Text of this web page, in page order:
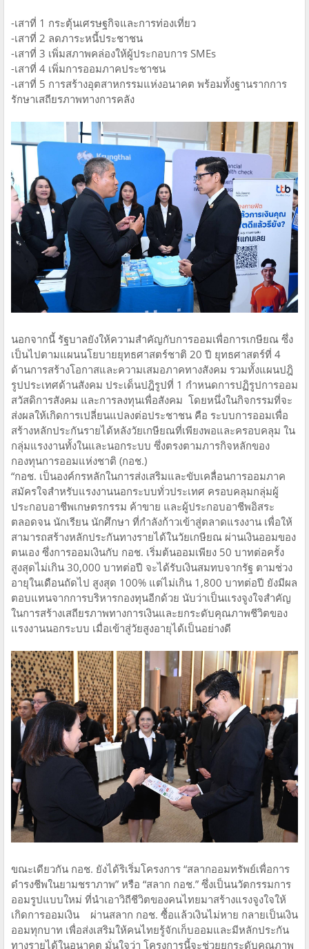
-เสาที่ 1 กระตุ้นเศรษฐกิจและการท่องเที่ยว
-เสาที่ 2 ลดภาระหนี้ประชาชน
-เสาที่ 3 เพิ่มสภาพคล่องให้ผู้ประกอบการ SMEs
-เสาที่ 4 เพิ่มการออมภาคประชาชน
-เสาที่ 5 การสร้างอุตสาหกรรมแห่งอนาคต พร้อมทั้งฐานรากการ
รักษาเสถียรภาพทางการคลัง
นอกจากนี้ รัฐบาลยังให้ความสำคัญกับการออมเพื่อการเกษียณ ซึ่ง
เป็นไปตามแผนนโยบายยุทธศาสตร์ชาติ 20 ปี ยุทธศาสตร์ที่ 4
ด้านการสร้างโอกาสและความเสมอภาคทางสังคม รวมทั้งแผนปฎิ
รูปประเทศด้านสังคม ประเด็นปฎิรูปที่ 1 กำหนดการปฏิรูปการออม
สวัสดิการสังคม และการลงทุนเพื่อสังคม โดยหนึ่งในกิจกรรมที่จะ
ส่งผลให้เกิดการเปลี่ยนแปลงต่อประชาชน คือ ระบบการออมเพื่อ
สร้างหลักประกันรายได้หลังวัยเกษียณที่เพียงพอและครอบคลุม ใน
กลุ่มแรงงานทั้งในและนอกระบบ ซึ่งตรงตามภารกิจหลักของ
กองทุนการออมแห่งชาติ (กอช.)
“กอช. เป็นองค์กรหลักในการส่งเสริมและขับเคลื่อนการออมภาค
สมัครใจสำหรับแรงงานนอกระบบทั่วประเทศ ครอบคลุมกลุ่มผู้
ประกอบอาชีพเกษตรกรรม ค้าขาย และผู้ประกอบอาชีพอิสระ
ตลอดจน นักเรียน นักศึกษา ที่กำลังก้าวเข้าสู่ตลาดแรงงาน เพื่อให้
สามารถสร้างหลักประกันทางรายได้ในวัยเกษียณ ผ่านเงินออมของ
ตนเอง ซึ่งการออมเงินกับ กอช. เริ่มต้นออมเพียง 50 บาทต่อครั้ง
สูงสุดไม่เกิน 30,000 บาทต่อปี จะได้รับเงินสมทบจากรัฐ ตามช่วง
อายุในเดือนถัดไป สูงสุด 100% แต่ไม่เกิน 1,800 บาทต่อปี ยังมีผล
ตอบแทนจากการบริหารกองทุนอีกด้วย นับว่าเป็นแรงจูงใจสำคัญ
ในการสร้างเสถียรภาพทางการเงินและยกระดับคุณภาพชีวิตของ
แรงงานนอกระบบ เมื่อเข้าสู่วัยสูงอายุได้เป็นอย่างดี
ขณะเดียวกัน กอช. ยังได้ริเริ่มโครงการ “สลากออมทรัพย์เพื่อการ
ดำรงชีพในยามชราภาพ” หรือ “สลาก กอช.” ซึ่งเป็นนวัตกรรมการ
ออมรูปแบบใหม่ ที่นำเอาวิถีชีวิตของคนไทยมาสร้างแรงจูงใจให้
เกิดการออมเงิน ผ่านสลาก กอช. ซื้อแล้วเงินไม่หาย กลายเป็นเงิน
ออมทุกบาท เพื่อส่งเสริมให้คนไทยรู้จักเก็บออมและมีหลักประกัน
ทางรายได้ในอนาคต มั่นใจว่า โครงการนี้จะช่วยยกระดับคุณภาพ